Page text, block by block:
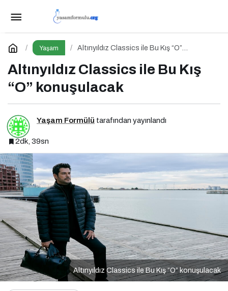
Yaşam
Altınyıldız Classics ile Bu Kış “O”
Altınyıldız Classics ile Bu Kış
“O” konuşulacak
Yaşam Formülü tarafından yayınlandı
2dk, 39sn
Altınyıldız Classics ile Bu Kış “O” konuşulacak
Kurumsal Sosyal Sorumluluk Nedir? Niye
Önemlidir? Kurumsal Sosyal Sorumluluk Nasıl Yapılır?
Yorum Yap